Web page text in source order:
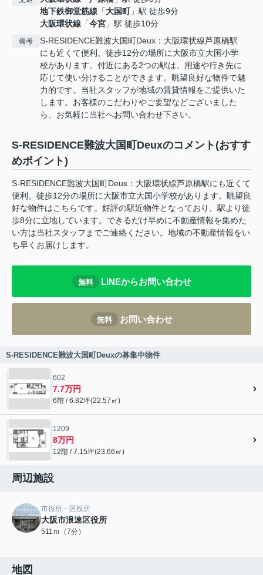
地下鉄御堂筋線 「大国町」駅 徒歩9分
大阪環状線 「今宮 」駅 徒歩10分
備考
S-RESIDENCE難波大国町Deux：大阪環状線芦原橋駅
にも近くて便利。徒歩12分の場所に大阪市立大国小学
校があります。付近にある2つの駅は、用途や行き先に
応じて使い分けることができます。眺望良好な物件で魅
力的です。当社スタッフが地域の賃貸情報をご提供いた
します。お客様のこだわりやご要望などございました
ら、お気軽に当社へお問い合わせ下さい。
S-RESIDENCE難波大国町Deuxのコメント(おすす
めポイント)
S-RESIDENCE難波大国町Deux：大阪環状線芦原橋駅にも近くて
便利。徒歩12分の場所に大阪市立大国小学校があります。眺望良
好な物件はこちらです。好評の駅近物件となっており、駅より徒
歩8分に立地しています。できるだけ早めに不動産情報を集めた
い方は当社スタッフまでご連絡ください。地域の不動産情報をい
ち早くお届けします。
無料 LINEからお問い合わせ
無料 お問い合わせ
S-RESIDENCE難波大国町Deuxの募集中物件
602
7.7万円
6階 / 6.82坪(22.57㎡)
1209
8万円
12階 / 7.15坪(23.66㎡)
周辺施設
市役所・区役所
大阪市浪速区役所
511ｍ（7分）
地図